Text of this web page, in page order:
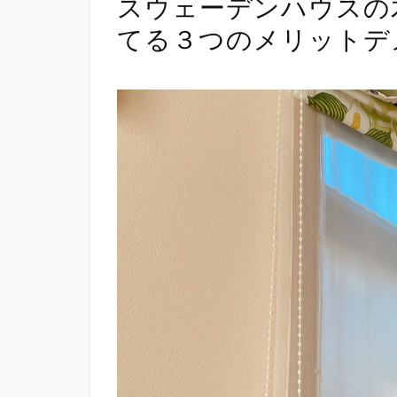
スウェーデンハウス
てる３つのメリット